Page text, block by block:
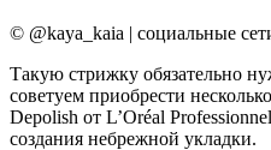
© @kaya_kaia | социальные
Такую стрижку обязательно
советуем приобрести
Depolish от L’Oréal
создания небрежной укладки.